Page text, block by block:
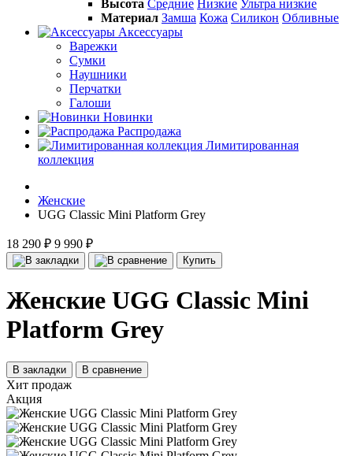
Высота Средние Низкие Ультра низкие
Материал Замша Кожа Силикон Обливные
Аксессуары
Варежки
Сумки
Наушники
Перчатки
Галоши
Новинки
Распродажа
Лимитированная
коллекция
Женские
UGG Classic Mini Platform Grey
18 290 ₽ 9 990 ₽
Купить
Женские UGG Classic Mini
Platform Grey
В закладки В сравнение
Хит продаж
Акция